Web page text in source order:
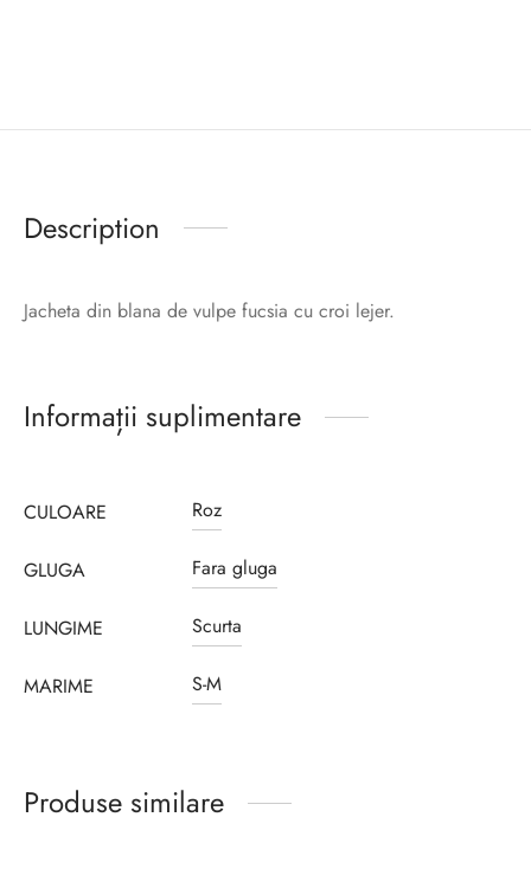
Description
Jacheta din blana de vulpe fucsia cu croi lejer.
Informații suplimentare
CULOARE Roz
GLUGA Fara gluga
LUNGIME Scurta
MARIME S-M
Produse similare